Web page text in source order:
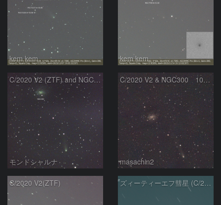
kem.kem kem.kem
C/2020 V2 (ZTF) and NGC300
モンドシャルナ
C/2020 V2 & NGC300 10/15
masachin2
C/2020 V2(ZTF) ズィーティーエフ彗星 (C/2020V2)：202309/12